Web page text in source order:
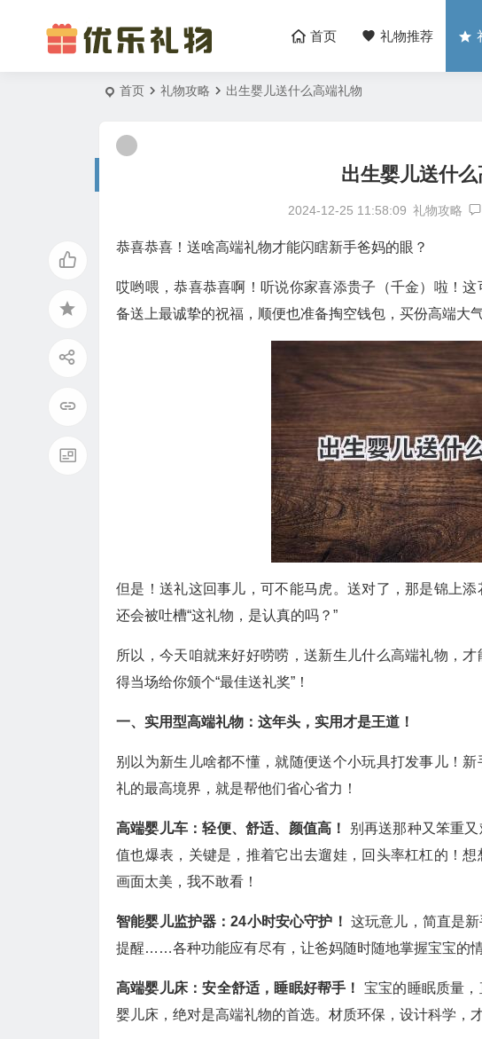
首页 礼物推荐
首页 礼物攻略 出生婴儿送什么高端礼物
出生婴儿送什
2024-12-25 11:58:09 礼物攻略
恭喜恭喜！送啥高端礼物才能闪瞎新手爸妈的眼？
哎哟喂，恭喜恭喜啊！听说你家喜添贵子（千金）啦！
备送上最诚挚的祝福，顺便也准备掏空钱包，买份高端大
但是！送礼这回事儿，可不能马虎。送对了，那是锦上
还会被吐槽“这礼物，是认真的吗？”
所以，今天咱就来好好唠唠，送新生儿什么高端礼物，
得当场给你颁个“最佳送礼奖”！
一、实用型高端礼物：这年头，实用才是王道！
别以为新生儿啥都不懂，就随便送个小玩具打发事儿！
礼的最高境界，就是帮他们省心省力！
高端婴儿车：轻便、舒适、颜值高！ 别再送那种又笨重
值也爆表，关键是，推着它出去遛娃，回头率杠杠的！
画面太美，我不敢看！
智能婴儿监护器：24小时安心守护！ 这玩意儿，简直是
提醒……各种功能应有尽有，让爸妈随时随地掌握宝宝的
高端婴儿床：安全舒适，睡眠好帮手！ 宝宝的睡眠质量
婴儿床，绝对是高端礼物的首选。材质环保，设计科学，